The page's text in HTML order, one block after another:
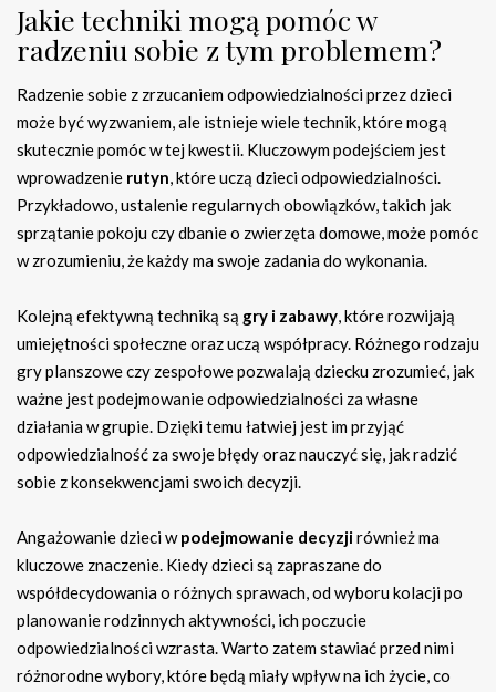
Jakie techniki mogą pomóc w
radzeniu sobie z tym problemem?
Radzenie sobie z zrzucaniem odpowiedzialności przez dzieci
może być wyzwaniem, ale istnieje wiele technik, które mogą
skutecznie pomóc w tej kwestii. Kluczowym podejściem jest
wprowadzenie rutyn, które uczą dzieci odpowiedzialności.
Przykładowo, ustalenie regularnych obowiązków, takich jak
sprzątanie pokoju czy dbanie o zwierzęta domowe, może pomóc
w zrozumieniu, że każdy ma swoje zadania do wykonania.
Kolejną efektywną techniką są gry i zabawy, które rozwijają
umiejętności społeczne oraz uczą współpracy. Różnego rodzaju
gry planszowe czy zespołowe pozwalają dziecku zrozumieć, jak
ważne jest podejmowanie odpowiedzialności za własne
działania w grupie. Dzięki temu łatwiej jest im przyjąć
odpowiedzialność za swoje błędy oraz nauczyć się, jak radzić
sobie z konsekwencjami swoich decyzji.
Angażowanie dzieci wpodejmowanie decyzjirównież ma
kluczowe znaczenie. Kiedy dzieci są zapraszane do
współdecydowania o różnych sprawach, od wyboru kolacji po
planowanie rodzinnych aktywności, ich poczucie
odpowiedzialności wzrasta. Warto zatem stawiać przed nimi
różnorodne wybory, które będą miały wpływ na ich życie, co